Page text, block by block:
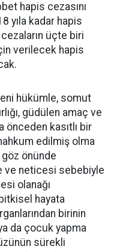
hapis cezasını
yıla kadar hapis
üçte biri
verilecek hapis
hükümle, somut
güdülen amaç ve
önceden kasıtlı bir
edilmiş olma
göz önünde
ve neticesi sebebiyle
olanağı
hayata
birinin
da çocuk yapma
sürekli